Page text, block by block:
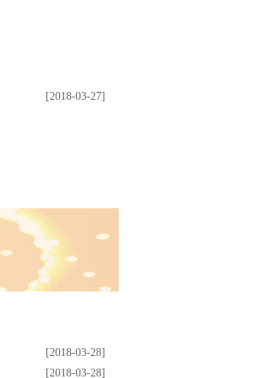
[2018-03-27]
[2018-03-28]
[2018-03-28]